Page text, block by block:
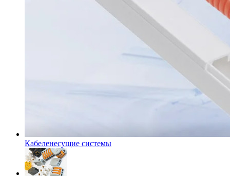
Кабеленесущие системы